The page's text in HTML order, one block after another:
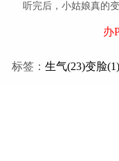
听完后，小姑娘真的变
办
标签： 生气(23)变脸(1)